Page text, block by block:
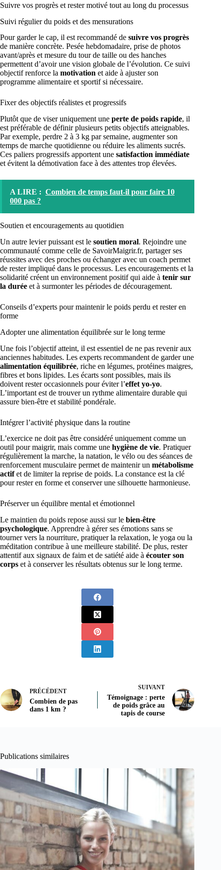
Suivre vos progrès et rester motivé tout au long du processus
Suivi régulier du poids et des mensurations
Pour garder le cap, il est recommandé de suivre vos progrès
de manière concrète. Pesée hebdomadaire, prise de photos
avant/après et mesure du tour de taille ou des hanches
permettent d’avoir une vision globale de l’évolution. Ce suivi
objectif renforce la motivation et aide à ajuster son
programme alimentaire et sportif si nécessaire.
Fixer des objectifs réalistes et progressifs
Plutôt que de viser uniquement une perte de poids rapide, il
est préférable de définir plusieurs petits objectifs atteignables.
Par exemple, perdre 2 à 3 kg par semaine, augmenter son
temps de marche quotidienne ou réduire les aliments sucrés.
Ces paliers progressifs apportent une satisfaction immédiate
et évitent la démotivation face à des attentes trop élevées.
A LIRE : Combien de temps faut-il pour faire 10
000 pas ?
Soutien et encouragements au quotidien
Un autre levier puissant est le soutien moral. Rejoindre une
communauté comme celle de SavoirMaigrir.fr, partager ses
réussites avec des proches ou échanger avec un coach permet
de rester impliqué dans le processus. Les encouragements et la
solidarité créent un environnement positif qui aide à tenir sur
la durée et à surmonter les périodes de découragement.
Conseils d’experts pour maintenir le poids perdu et rester en
forme
Adopter une alimentation équilibrée sur le long terme
Une fois l’objectif atteint, il est essentiel de ne pas revenir aux
anciennes habitudes. Les experts recommandent de garder une
alimentation équilibrée, riche en légumes, protéines maigres,
fibres et bons lipides. Les écarts sont possibles, mais ils
doivent rester occasionnels pour éviter l’effet yo-yo.
L’important est de trouver un rythme alimentaire durable qui
assure bien-être et stabilité pondérale.
Intégrer l’activité physique dans la routine
L’exercice ne doit pas être considéré uniquement comme un
outil pour maigrir, mais comme une hygiène de vie. Pratiquer
régulièrement la marche, la natation, le vélo ou des séances de
renforcement musculaire permet de maintenir un métabolisme
actifet de limiter la reprise de poids. La constance est la clé
pour rester en forme et conserver une silhouette harmonieuse.
Préserver un équilibre mental et émotionnel
Le maintien du poids repose aussi sur le bien-être
psychologique. Apprendre à gérer ses émotions sans se
tourner vers la nourriture, pratiquer la relaxation, le yoga ou la
méditation contribue à une meilleure stabilité. De plus, rester
attentif aux signaux de faim et de satiété aide à écouter son
corps et à conserver les résultats obtenus sur le long terme.
PRÉCÉDENT
Combien de pas
dans 1 km ?
SUIVANT
Témoignage : perte
de poids grâce au
tapis de course
Publications similaires